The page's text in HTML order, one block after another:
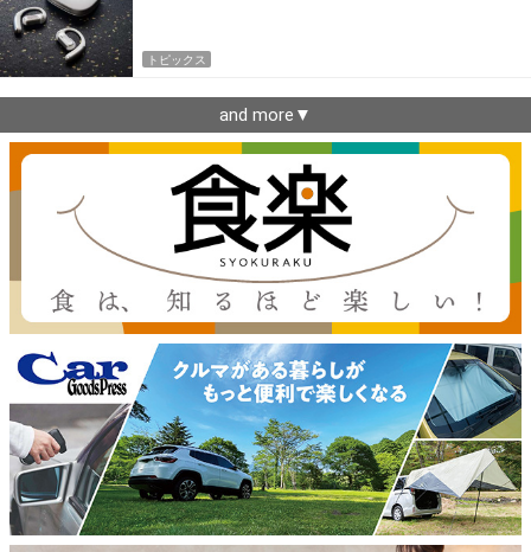
トピックス
and more▼